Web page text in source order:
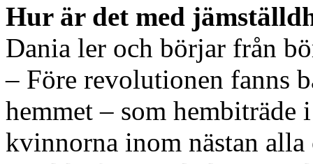
Hur är det med
Dania ler och börjar från
– Före revolutionen fanns
hemmet – som
kvinnorna inom nästan